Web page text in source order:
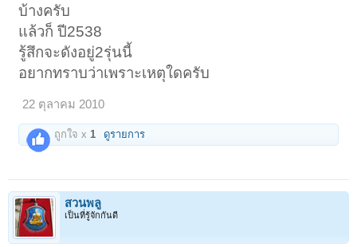
บ้างครับ
แล้วก็ ปี2538
รู้สึกจะดังอยู่2รุ่นนี้
อยากทราบว่าเพราะเหตุใดครับ
22 ตุลาคม 2010
ถูกใจ x1 ดูรายการ
สวนพลู
เป็นที่รู้จักกันดี